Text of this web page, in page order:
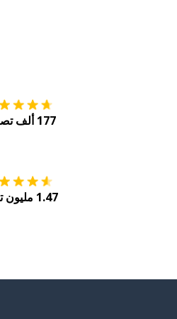
177 ألف تصنيف
1.47 مليون تقييم